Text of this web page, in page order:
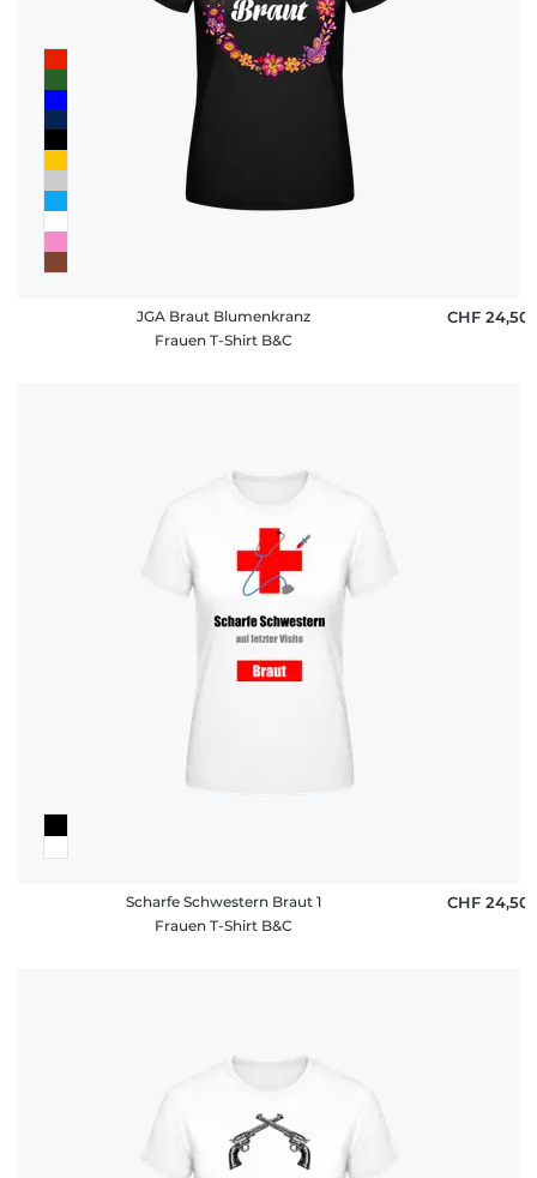
JGA Braut Blumenkranz
Frauen T-Shirt B&C
CHF 24,50
Scharfe Schwestern Braut 1
Frauen T-Shirt B&C
CHF 24,50